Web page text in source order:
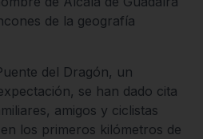
de la geografía
del Dragón, un
se han dado cita
amigos y ciclistas
los primeros kilómetros de